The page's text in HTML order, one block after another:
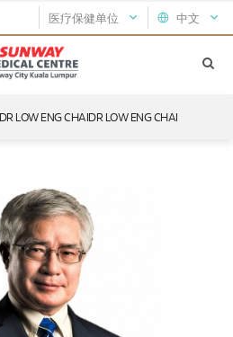
中文
医疗保健单位
DR LOW ENG CHAIDR LOW ENG CHAI